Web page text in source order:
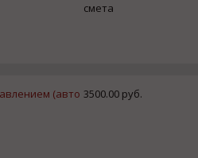
смета
(авто 3500.00 руб.